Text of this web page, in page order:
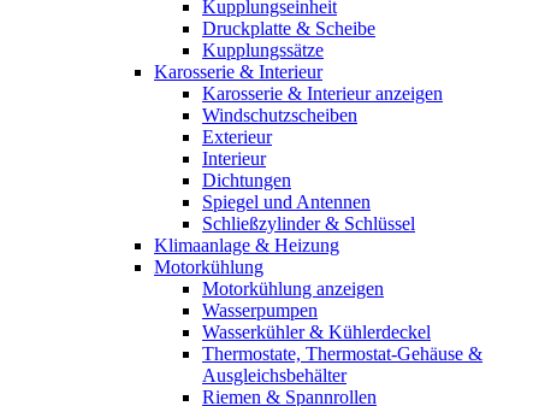
Kupplungseinheit
Druckplatte & Scheibe
Kupplungssätze
Karosserie & Interieur
Karosserie & Interieur anzeigen
Windschutzscheiben
Exterieur
Interieur
Dichtungen
Spiegel und Antennen
Schließzylinder & Schlüssel
Klimaanlage & Heizung
Motorkühlung
Motorkühlung anzeigen
Wasserpumpen
Wasserkühler & Kühlerdeckel
Thermostate, Thermostat-Gehäuse &
Ausgleichsbehälter
Riemen & Spannrollen